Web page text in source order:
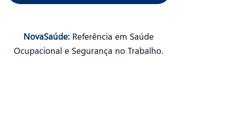
NovaSaúde: Referência em Saúde
Ocupacional e Segurança no Trabalho.